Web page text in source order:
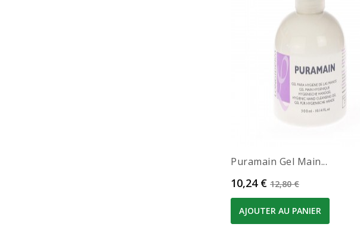
Puramain Gel Main...
Prix
10,24 € Prix de base
12,80 €
AJOUTER AU PANIER